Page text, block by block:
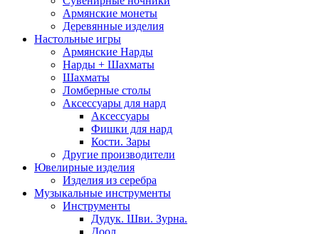
Армянские монеты
Деревянные изделия
Настольные игры
Армянские Нарды
Нарды + Шахматы
Шахматы
Ломберные столы
Аксессуары для нард
Аксессуары
Фишки для нард
Кости. Зары
Другие производители
Ювелирные изделия
Изделия из серебра
Музыкальные инструменты
Инструменты
Дудук. Шви. Зурна.
Доол